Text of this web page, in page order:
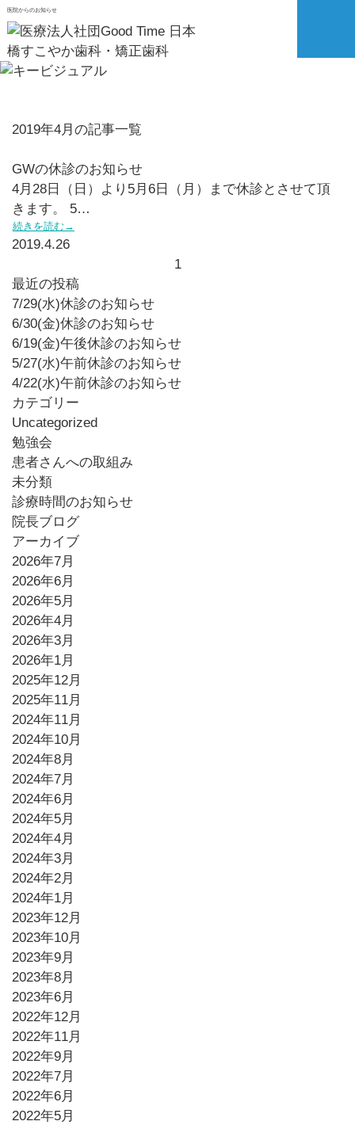
医院からのお知らせ
2019年4月の記事一覧
GWの休診のお知らせ
4月28日（日）より5月6日（月）まで休診とさせて頂
きます。 5…
続きを読む→
2019.4.26
1
最近の投稿
7/29(水)休診のお知らせ
6/30(金)休診のお知らせ
6/19(金)午後休診のお知らせ
5/27(水)午前休診のお知らせ
4/22(水)午前休診のお知らせ
カテゴリー
Uncategorized
勉強会
患者さんへの取組み
未分類
診療時間のお知らせ
院長ブログ
アーカイブ
2026年7月
2026年6月
2026年5月
2026年4月
2026年3月
2026年1月
2025年12月
2025年11月
2024年11月
2024年10月
2024年8月
2024年7月
2024年6月
2024年5月
2024年4月
2024年3月
2024年2月
2024年1月
2023年12月
2023年10月
2023年9月
2023年8月
2023年6月
2022年12月
2022年11月
2022年9月
2022年7月
2022年6月
2022年5月